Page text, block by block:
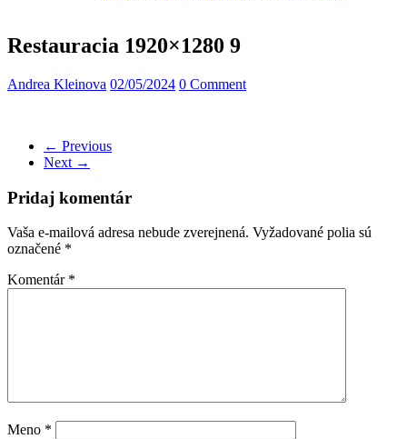
Restauracia 1920×1280 9
Andrea Kleinova 02/05/2024 0 Comment
← Previous
Next →
Pridaj komentár
Vaša e-mailová adresa nebude zverejnená. Vyžadované polia sú
označené *
Komentár *
Meno *